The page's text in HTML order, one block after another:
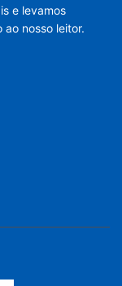
e levamos
nosso leitor.